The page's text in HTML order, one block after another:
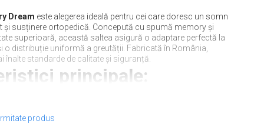
Dream este alegerea ideală pentru cei care doresc un somn
și susținere ortopedică. Concepută cu spumă memory și
superioară, această saltea asigură o adaptare perfectă la
o distribuție uniformă a greutății. Fabricată în România,
înalte standarde de calitate și siguranță.
principale:
produs